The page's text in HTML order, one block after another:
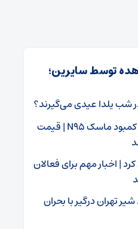
توسط سایرین؛
شب یلدا عیدی می‌گیرند؟
هشدار آلودگی هوا و کمبود ماسک N۹۵ | قیمت
| اخبار مهم برای فعالان
۱۰ درصد شیر تهران درگیر با بحران